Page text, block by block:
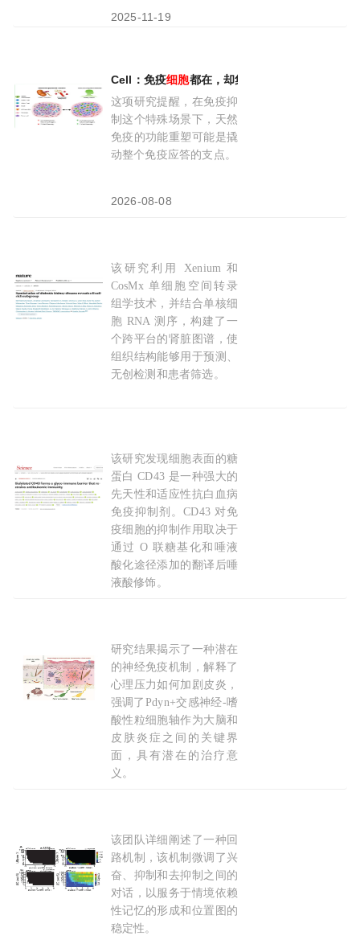
2025-11-19
Cell：免疫细胞都在，却集体“静音”？免疫抑制
这项研究提醒，在免疫抑
制这个特殊场景下，天然
免疫的功能重塑可能是撬
动整个免疫应答的支点。
2026-08-08
挑战传统认知：《Nature》揭示糖尿病肾病中B
该研究利用 Xenium 和
CosMx 单细胞空间转录
组学技术，并结合单核细
胞 RNA 测序，构建了一
个跨平台的肾脏图谱，使
组织结构能够用于预测、
无创检测和患者筛选。
《Science》研究揭示CD43才是AML免疫逃逸
该研究发现细胞表面的糖
蛋白 CD43 是一种强大的
先天性和适应性抗白血病
免疫抑制剂。CD43 对免
疫细胞的抑制作用取决于
通过 O 联糖基化和唾液
酸化途径添加的翻译后唾
液酸修饰。
Science：压力如何“点燃”
研究结果揭示了一种潜在
的神经免疫机制，解释了
心理压力如何加剧皮炎，
强调了Pdyn+交感神经-嗜
酸性粒细胞轴作为大脑和
皮肤炎症之间的关键界
面，具有潜在的治疗意
义。
Science：新解码的回路揭示了脑
该团队详细阐述了一种回
路机制，该机制微调了兴
奋、抑制和去抑制之间的
对话，以服务于情境依赖
性记忆的形成和位置图的
稳定性。